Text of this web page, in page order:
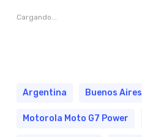
Cargando...
Argentina Buenos Aires
Motorola Moto G7 Power